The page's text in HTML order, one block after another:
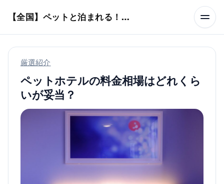
【全国】ペットと泊まれる！ホテル・旅館・ヴィラ
厳選紹介
ペットホテルの料金相場はどれくら
いが妥当？